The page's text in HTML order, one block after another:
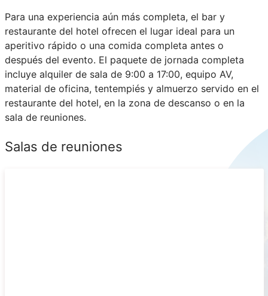
Para una experiencia aún más completa, el bar y
restaurante del hotel ofrecen el lugar ideal para un
aperitivo rápido o una comida completa antes o
después del evento. El paquete de jornada completa
incluye alquiler de sala de 9:00 a 17:00, equipo AV,
material de oficina, tentempiés y almuerzo servido en el
restaurante del hotel, en la zona de descanso o en la
sala de reuniones.
Salas de reuniones